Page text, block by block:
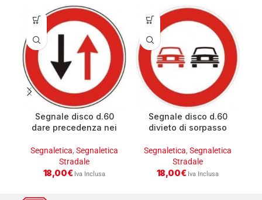
Segnale disco d.60
dare precedenza nei
fig.41
Segnaletica, Segnaletica
Stradale
18,00€ Iva Inclusa
Segnale disco d.60
divieto di sorpasso
Segnaletica, Segnaletica
Stradale
18,00€ Iva Inclusa